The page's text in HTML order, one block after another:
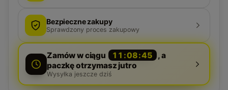
Bezpieczne zakupy
Sprawdzony proces zakupowy
Zamów w ciągu 11:08:44
, a
paczkę otrzymasz jutro
Wysyłka jeszcze dziś